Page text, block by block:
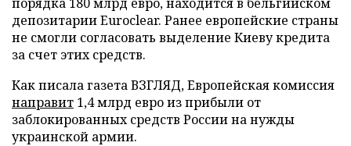
депозитарии Euroclear. Ранее европейские страны
не смогли согласовать выделение Киеву кредита
за счет этих средств.
Как писала газета ВЗГЛЯД, Европейская комиссия
направит 1,4 млрд евро из прибыли от
заблокированных средств России на нужды
украинской армии.